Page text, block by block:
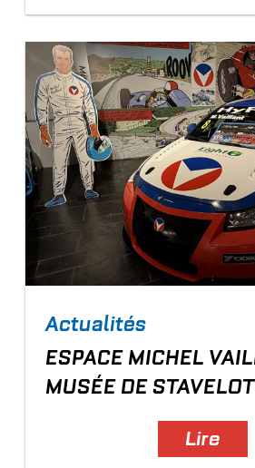
Actualités
ESPACE MICHEL
MUSÉE DE STAVELOT
(BELGIQUE)
Lire